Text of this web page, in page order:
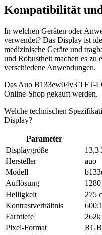
Kompatibilität
In welchen Geräten oder
verwendet? Das Display ist
medizinische Geräte und
und Robustheit machen es zu
verschiedene Anwendungen.
Das Auo B133ew04v3 TFT-
Online-Shop gekauft werden.
Welche technischen
Display?
Parameter
Displaygröße
13,3
Hersteller
auo
Modell
Auflösung
Helligkeit
275
Kontrastverhältnis
600:1
Farbtiefe
Pixel-Format